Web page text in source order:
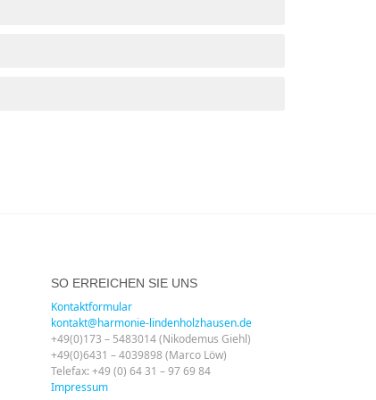
SO ERREICHEN SIE UNS
Kontaktformular
kontakt@harmonie-lindenholzhausen.de
+49(0)173 – 5483014 (Nikodemus Giehl)
+49(0)6431 – 4039898 (Marco Löw)
Telefax: +49 (0) 64 31 – 97 69 84
Impressum